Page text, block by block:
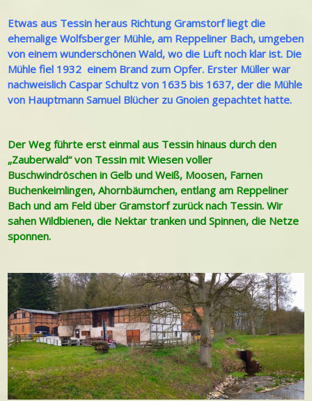
Etwas aus Tessin heraus Richtung Gramstorf liegt die
ehemalige Wolfsberger Mühle, am Reppeliner Bach, umgeben
von einem wunderschönen Wald, wo die Luft noch klar ist. Die
Mühle fiel 1932 einem Brand zum Opfer. Erster Müller war
nachweislich Caspar Schultz von 1635 bis 1637, der die Mühle
von Hauptmann Samuel Blücher zu Gnoien gepachtet hatte.
Der Weg führte erst einmal aus Tessin hinaus durch den
„Zauberwald“ von Tessin mit Wiesen voller
Buschwindröschen in Gelb und Weiß, Moosen, Farnen
Buchenkeimlingen, Ahornbäumchen, entlang am Reppeliner
Bach und am Feld über Gramstorf zurück nach Tessin. Wir
sahen Wildbienen, die Nektar tranken und Spinnen, die Netze
sponnen.